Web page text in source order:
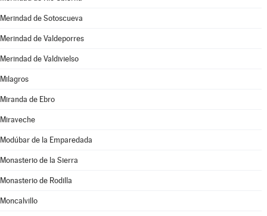
Merindad de Sotoscueva
Merindad de Valdeporres
Merindad de Valdivielso
Milagros
Miranda de Ebro
Miraveche
Modúbar de la Emparedada
Monasterio de la Sierra
Monasterio de Rodilla
Moncalvillo